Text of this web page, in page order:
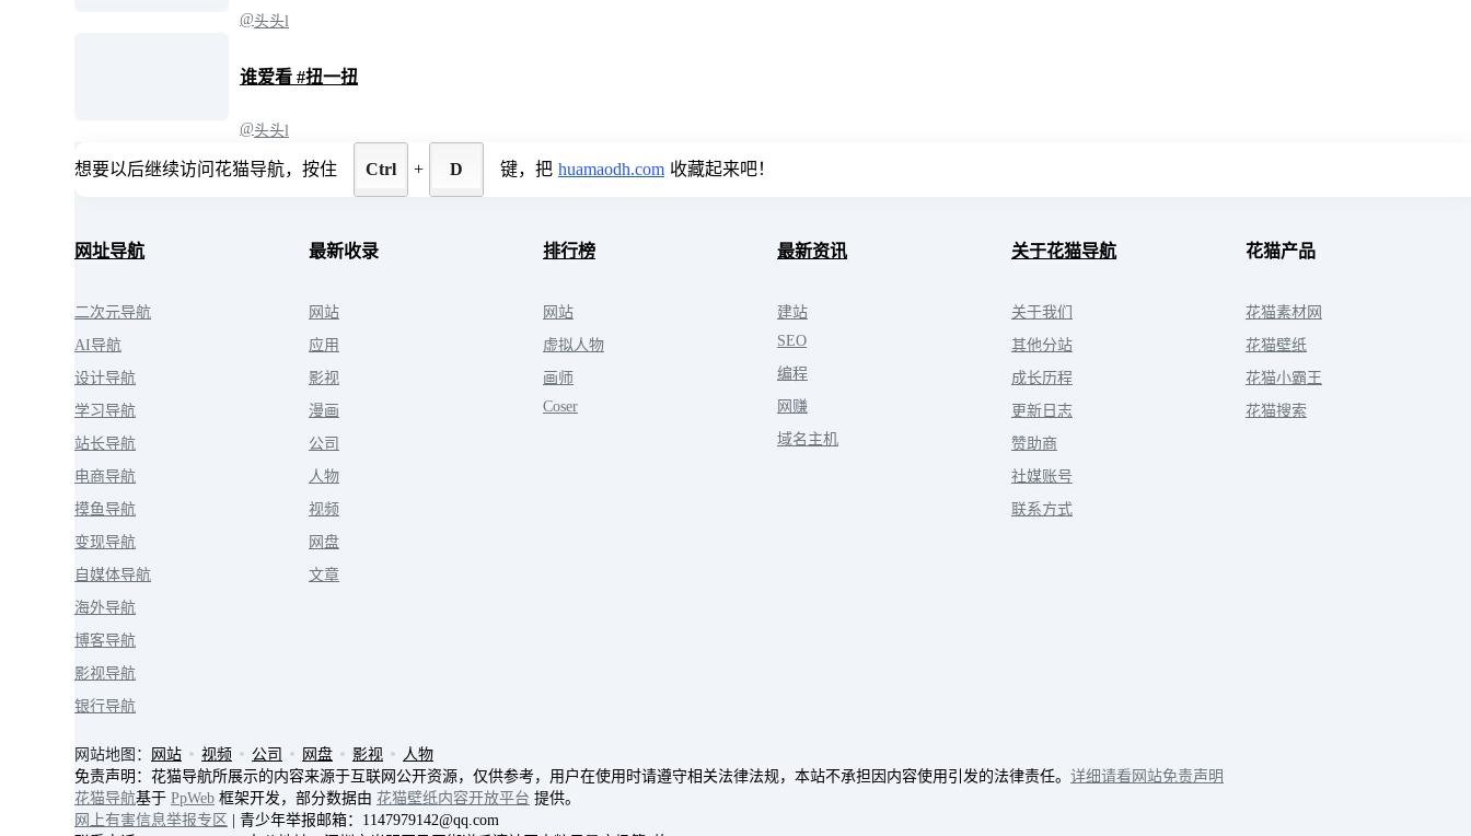
@头头l
谁爱看 #扭一扭
@头头l
想要以后继续访问花猫导航，按住 Ctrl + D 键，把 huamaodh.com 收藏起来吧！
网址导航
二次元导航
AI导航
设计导航
学习导航
站长导航
电商导航
摸鱼导航
变现导航
自媒体导航
海外导航
博客导航
影视导航
银行导航
最新收录
网站
应用
影视
漫画
公司
人物
视频
网盘
文章
排行榜
网站
虚拟人物
画师
Coser
最新资讯
建站
SEO
编程
网赚
域名主机
关于花猫导航
关于我们
其他分站
成长历程
更新日志
赞助商
社媒账号
联系方式
花猫产品
花猫素材网
花猫壁纸
花猫小霸王
花猫搜索
网站地图： 网站 视频 公司 网盘 影视
人物
免责声明：花猫导航所展示的内容来源于互联网公开资源，仅供参考，用户在使用时请遵守相关法律法规，本站不承担因内容使用引发的法律责任。 详细请看网站免责声明
花猫导航基于 PpWeb 框架开发，部分数据由 花猫壁纸内容开放平台 提供。
网上有害信息举报专区
| 青少年举报邮箱：1147979142@qq.com